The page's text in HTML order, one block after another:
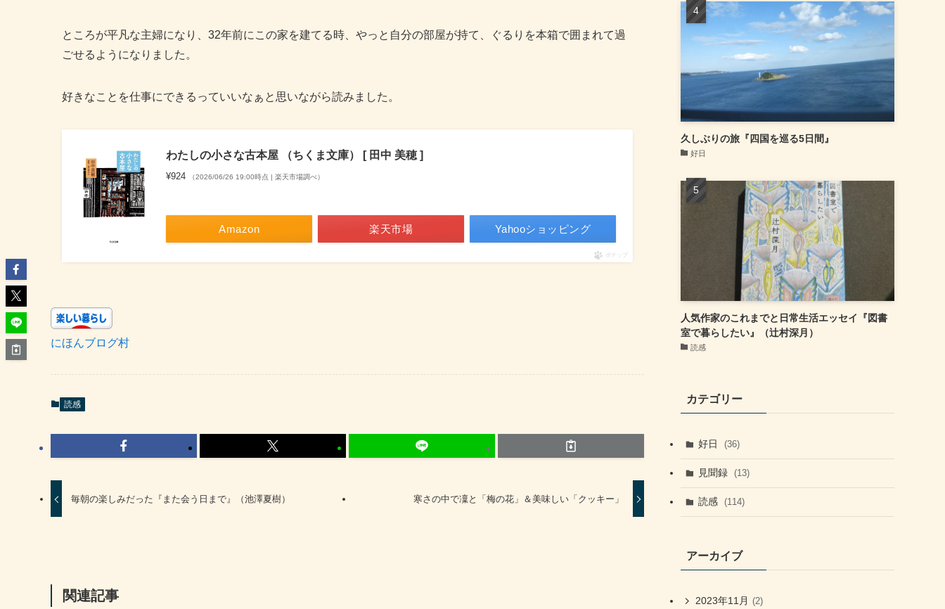
ところが平凡な主婦になり、32年前にこの家を建てる時、やっと自分の部屋が持て、ぐるりを本箱で囲まれて過
ごせるようになりました。
好きなことを仕事にできるっていいなぁと思いながら読みました。
わたしの小さな古本屋 （ちくま文庫） [ 田中 美穂 ]
¥924 （2026/06/26 19:00時点 | 楽天市場調べ）
Amazon 楽天市場 Yahooショッピング
ポチップ
にほんブログ村
読感
毎朝の楽しみだった『また会う日まで』（池澤夏樹） 寒さの中で凜と「梅の花」＆美味しい「クッキー」
関連記事
久しぶりの旅『四国を巡る5日間』
好日
人気作家のこれまでと日常生活エッセイ『図書
室で暮らしたい』（辻村深月）
読感
カテゴリー
好日 (36)
見聞録 (13)
読感 (114)
アーカイブ
2023年11月 (2)